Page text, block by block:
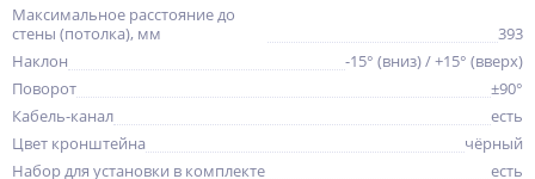
Максимальное расстояние до
стены (потолка), мм
393
Наклон
-15° (вниз) / +15° (вверх)
Поворот
±90°
Кабель-канал
есть
Цвет кронштейна
чёрный
Набор для установки в комплекте
есть